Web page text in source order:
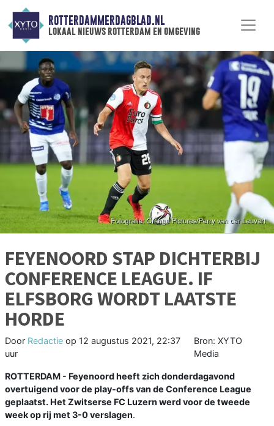
ROTTERDAMMERDAGBLAD.NL
lokaal nieuws rotterdam en omgeving
FEYENOORD STAP DICHTERBIJ
CONFERENCE LEAGUE. IF
ELFSBORG WORDT LAATSTE
HORDE
Door Redactie op 12 augustus 2021, 22:37
uur
Bron: XYTO
Media
ROTTERDAM - Feyenoord heeft zich donderdagavond
overtuigend voor de play-offs van de Conference League
geplaatst. Het Zwitserse FC Luzern werd voor de tweede
week op rij met 3-0 verslagen.